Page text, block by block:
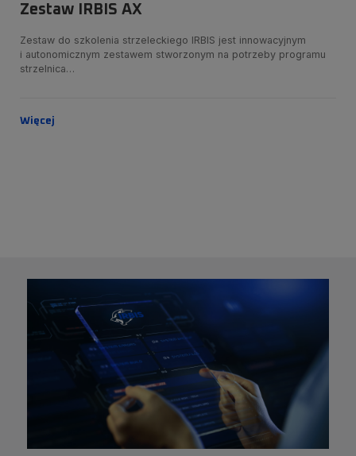
Zestaw IRBIS AX
Zestaw do szkolenia strzeleckiego IRBIS jest innowacyjnym
i autonomicznym zestawem stworzonym na potrzeby programu
strzelnica…
Więcej